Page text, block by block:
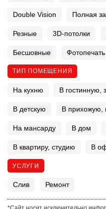
Double Vision Полная
Резные 3D-потолки
Бесшовные Фотопечать
ТИП ПОМЕЩЕНИЯ
На кухню В гостинную,
В детскую В прихожую,
На мансарду В дом
В квартиру, студию В
УСЛУГИ
Слив Ремонт